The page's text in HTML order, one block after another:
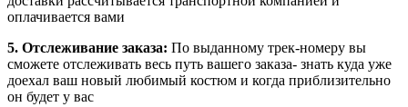
оплачивается вами
5. Отслеживание заказа: По выданному трек-номеру вы
сможете отслеживать весь путь вашего заказа- знать куда уже
доехал ваш новый любимый костюм и когда приблизительно
он будет у вас